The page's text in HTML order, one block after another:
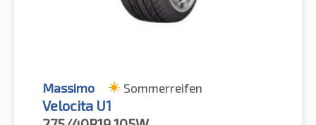
Massimo Sommerreifen
Velocita U1